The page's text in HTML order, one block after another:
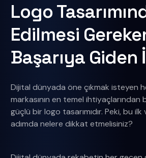
0332 606 25 47
Logo
Edilmesi
Başarıya Giden
Dijital dünyada öne çıkmak isteyen
markasının en temel ihtiyaçlarından
güçlü bir logo tasarımıdır. Peki, bu
adımda nelere dikkat etmelisiniz?